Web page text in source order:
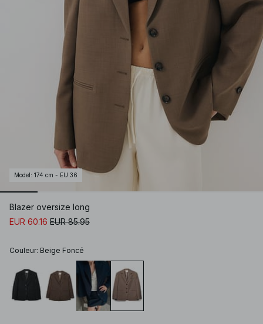
Model : 174 cm - EU 36
Blazer oversize long
EUR 60.16 EUR 85.95
Couleur: Beige Foncé